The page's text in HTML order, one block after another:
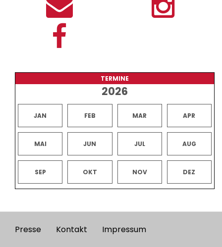
TERMINE
2026
JAN FEB MAR APR
MAI JUN JUL AUG
SEP OKT NOV DEZ
Footer
Presse Kontakt
Impressum